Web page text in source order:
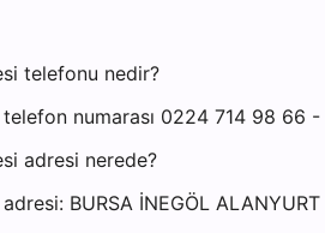
telefonu nedir?
numarası 0224 714 98 66 -
adresi nerede?
BURSA İNEGÖL